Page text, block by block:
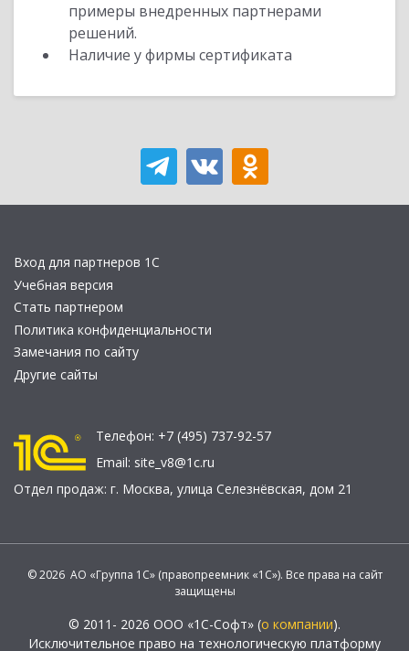
примеры внедренных партнерами
решений.
Наличие у фирмы сертификата
Вход для партнеров 1С
Учебная версия
Стать партнером
Политика конфиденциальности
Замечания по сайту
Другие сайты
Телефон: +7 (495) 737-92-57
Email: site_v8@1c.ru
Отдел продаж: г. Москва, улица Селезнёвская, дом 21
© 2026 АО «Группа 1С» (правопреемник «1С»). Все права на сайт
защищены
© 2011- 2026 ООО «1С-Софт» (о компании).
Исключительное право на технологическую платформу